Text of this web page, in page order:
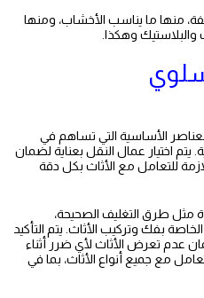
منها ما يناسب الأخشاب، ومنها
وهكذا.
الأساسية التي تساهم في
يتم اختيار عمال النقل بعناية لضمان
للتعامل مع الأثاث بكل دقة
مثل طرق التغليف الصحيحة،
بفك وتركيب الأثاث. يتم التأكيد
عدم تعرض الأثاث لأي ضرر أثناء
مع جميع أنواع الأثاث، بما في